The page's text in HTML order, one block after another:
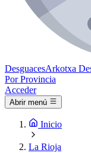
DesguacesArkotxa
Por Provincia
Acceder
Abrir menú
Inicio
La Rioja